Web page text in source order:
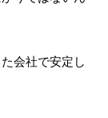
会社で安定し